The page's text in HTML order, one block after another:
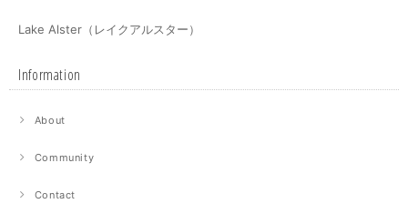
Lake Alster（レイクアルスター）
Information
About
Community
Contact